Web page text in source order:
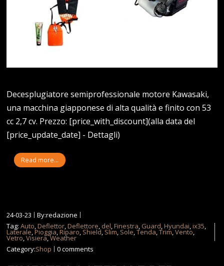
Decesplugiatore semiprofessionale motore Kawasaki,
una macchina giapponese di alta qualità e finito con 53
cc 2,7 cv. Prezzo: [price_with_discount](alla data del
[price_update_date] - Dettagli)
Read more...
24-03-23
By:redazione
Tag:Auto,Deflettor,Deflettore, del,Finestra, Guard,Hyundai,ix35,
Laterale,Pioggia,Riparo, Shield, Slim, Sole,Tenda,Trim,Vento,
Vetro,Visiera,Weather
Category:Shop 0 comments